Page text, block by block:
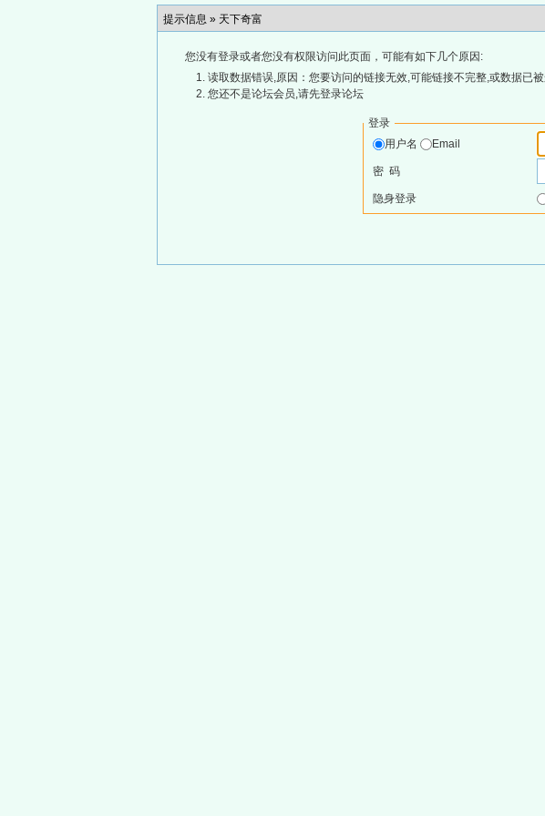
提示信息 » 天下奇富
您没有登录或者您没有权限访问此页面，可能有如下几个原因:
读取数据错误,原因：您要访问的链接无效,可能链接不完整,或数据已
您还不是论坛会员,请先登录论坛
登录
用户名
Email
密 码
隐身登录